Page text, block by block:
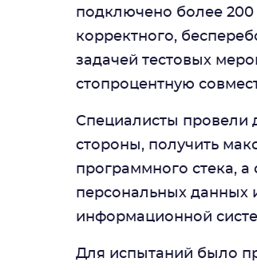
подключено более 200
корректного,
задачей тестовых
стопроцентную
Специалисты провели
стороны, получить
программного стека,
персональных данных
информационной
Для испытаний было